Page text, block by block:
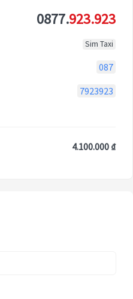
0877.923.923
Sim Taxi
087
7923923
4.100.000 ₫